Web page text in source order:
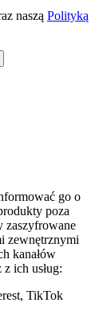
naszą Polityką
go o
poza
zaszyfrowane
zewnętrznymi
kanałów
ich usług:
TikTok